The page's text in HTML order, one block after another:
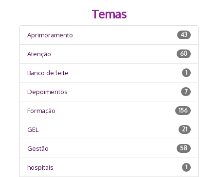
Temas
Aprimoramento 43
Atenção 60
Banco de leite 1
Depoimentos 7
Formação 156
GEL 21
Gestão 58
hospitais 1